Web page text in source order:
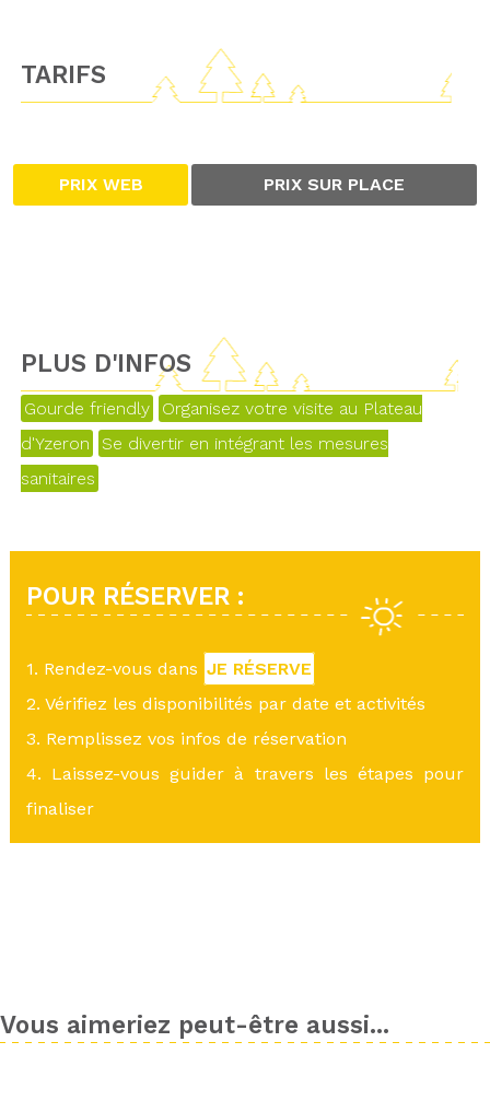
TARIFS
PRIX WEB PRIX SUR PLACE
PLUS D'INFOS
Gourde friendly
Organisez votre visite au Plateau
d'Yzeron
Se divertir en intégrant les mesures
sanitaires
POUR RÉSERVER :
1. Rendez-vous dans JE RÉSERVE
2. Vérifiez les disponibilités par date et activités
3. Remplissez vos infos de réservation
4. Laissez-vous guider à travers les étapes pour
finaliser
Vous aimeriez peut-être aussi...